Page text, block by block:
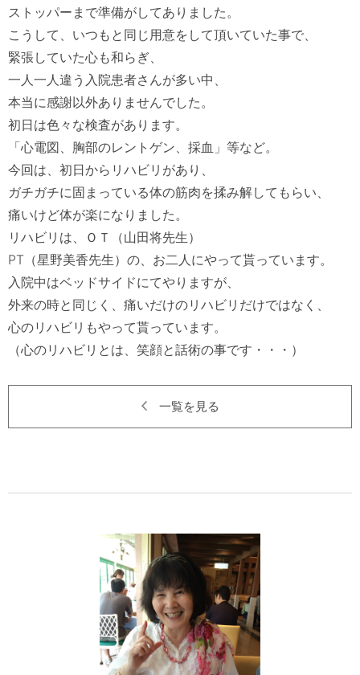
ストッパーまで準備がしてありました。
こうして、いつもと同じ用意をして頂いていた事で、
緊張していた心も和らぎ、
一人一人違う入院患者さんが多い中、
本当に感謝以外ありませんでした。
初日は色々な検査があります。
「心電図、胸部のレントゲン、採血」等など。
今回は、初日からリハビリがあり、
ガチガチに固まっている体の筋肉を揉み解してもらい、
痛いけど体が楽になりました。
リハビリは、ＯＴ（山田将先生）
PT（星野美香先生）の、お二人にやって貰っています。
入院中はベッドサイドにてやりますが、
外来の時と同じく、痛いだけのリハビリだけではなく、
心のリハビリもやって貰っています。
一覧を見る